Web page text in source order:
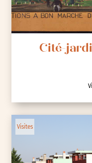
Cité-
Visites